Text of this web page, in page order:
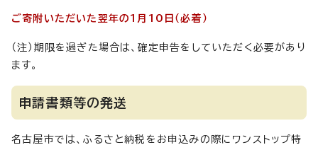
ご寄附いただいた翌年の1月10日（必着）
（注）期限を過ぎた場合は、確定申告をしていただく必要があり
ます。
申請書類等の発送
名古屋市では、ふるさと納税をお申込みの際にワンストップ特